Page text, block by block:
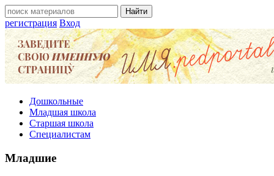
регистрация Вход
Дошкольные
Младшая школа
Старшая школа
Специалистам
Младшие